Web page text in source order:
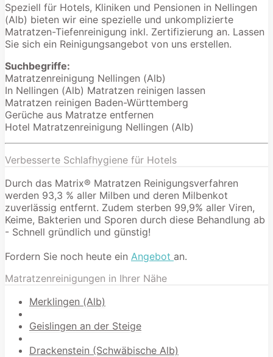
Speziell für Hotels, Kliniken und Pensionen in Nellingen
(Alb) bieten wir eine spezielle und unkomplizierte
Matratzen-Tiefenreinigung inkl. Zertifizierung an. Lassen
Sie sich ein Reinigungsangebot von uns erstellen.
Suchbegriffe:
Matratzenreinigung Nellingen (Alb)
In Nellingen (Alb) Matratzen reinigen lassen
Matratzen reinigen Baden-Württemberg
Gerüche aus Matratze entfernen
Hotel Matratzenreinigung Nellingen (Alb)
Verbesserte Schlafhygiene für Hotels
Durch das Matrix® Matratzen Reinigungsverfahren
werden 93,3 % aller Milben und deren Milbenkot
zuverlässig entfernt. Zudem sterben 99,9% aller Viren,
Keime, Bakterien und Sporen durch diese Behandlung ab
- Schnell gründlich und günstig!
Fordern Sie noch heute ein Angebot an.
Matratzenreinigungen in Ihrer Nähe
Merklingen (Alb)
Geislingen an der Steige
Drackenstein (Schwäbische Alb)